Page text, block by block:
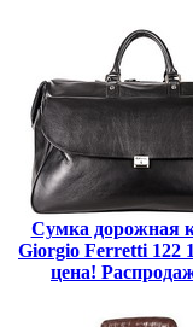
Сумка дорожная
Giorgio Ferretti 122
цена!